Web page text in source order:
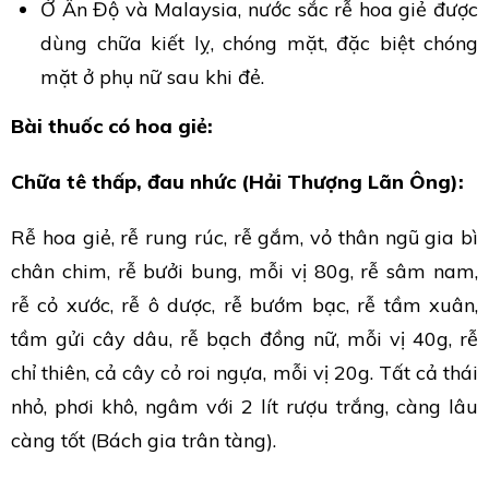
Ở Ấn Độ và Malaysia, nước sắc rễ hoa giẻ được
dùng chữa kiết lỵ, chóng mặt, đặc biệt chóng
mặt ở phụ nữ sau khi đẻ.
Bài thuốc có hoa giẻ:
Chữa tê thấp, đau nhức (Hải Thượng Lãn Ông):
Rễ hoa giẻ, rễ rung rúc, rễ gắm, vỏ thân ngũ gia bì
chân chim, rễ bưởi bung, mỗi vị 80g, rễ sâm nam,
rễ cỏ xước, rễ ô dược, rễ bướm bạc, rễ tầm xuân,
tầm gửi cây dâu, rễ bạch đồng nữ, mỗi vị 40g, rễ
chỉ thiên, cả cây cỏ roi ngựa, mỗi vị 20g. Tất cả thái
nhỏ, phơi khô, ngâm với 2 lít rượu trắng, càng lâu
càng tốt (Bách gia trân tàng).